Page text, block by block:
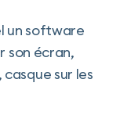
un software
son écran,
sur les